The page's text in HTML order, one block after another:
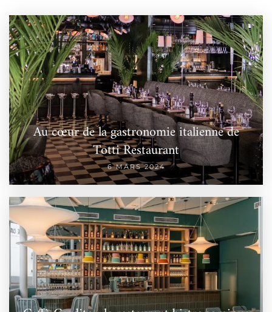
Au cœur de la gastronomie italienne de
Totti Restaurant
6 MARS 2024